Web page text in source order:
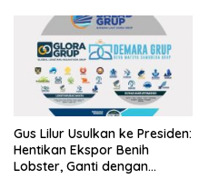
Gus Lilur Usulkan ke Presiden:
Hentikan Ekspor Benih
Lobster, Ganti dengan